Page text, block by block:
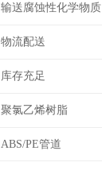
输送腐蚀性化学物质
物流配送
库存充足
聚氯乙烯树脂
ABS/PE管道